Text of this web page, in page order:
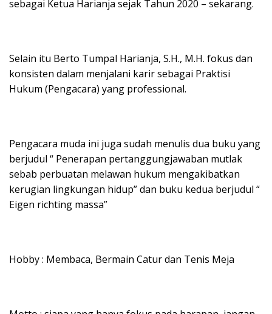
sebagai Ketua Harianja sejak Tahun 2020 – sekarang.
Selain itu Berto Tumpal Harianja, S.H., M.H. fokus dan
konsisten dalam menjalani karir sebagai Praktisi
Hukum (Pengacara) yang professional.
Pengacara muda ini juga sudah menulis dua buku yang
berjudul “ Penerapan pertanggungjawaban mutlak
sebab perbuatan melawan hukum mengakibatkan
kerugian lingkungan hidup” dan buku kedua berjudul “
Eigen richting massa”
Hobby : Membaca, Bermain Catur dan Tenis Meja